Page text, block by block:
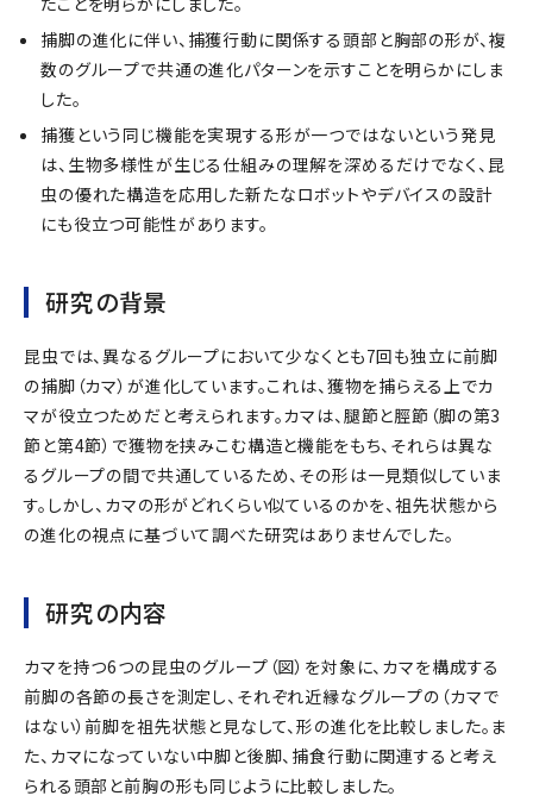
捕脚の進化に伴い、捕獲行動に関係する頭部と胸部の形が、複
数のグループで共通の進化パターンを示すことを明らかにしま
した。
捕獲という同じ機能を実現する形が一つではないという発見
は、生物多様性が生じる仕組みの理解を深めるだけでなく、昆
虫の優れた構造を応用した新たなロボットやデバイスの設計
にも役立つ可能性があります。
研究の背景
昆虫では、異なるグループにおいて少なくとも7回も独立に前脚
の捕脚（カマ）が進化しています。これは、獲物を捕らえる上でカ
マが役立つためだと考えられます。カマは、腿節と脛節（脚の第3
節と第4節）で獲物を挟みこむ構造と機能をもち、それらは異な
るグループの間で共通しているため、その形は一見類似していま
す。しかし、カマの形がどれくらい似ているのかを、祖先状態から
の進化の視点に基づいて調べた研究はありませんでした。
研究の内容
カマを持つ6つの昆虫のグループ（図）を対象に、カマを構成する
前脚の各節の長さを測定し、それぞれ近縁なグループの（カマで
はない）前脚を祖先状態と見なして、形の進化を比較しました。ま
た、カマになっていない中脚と後脚、捕食行動に関連すると考え
られる頭部と前胸の形も同じように比較しました。